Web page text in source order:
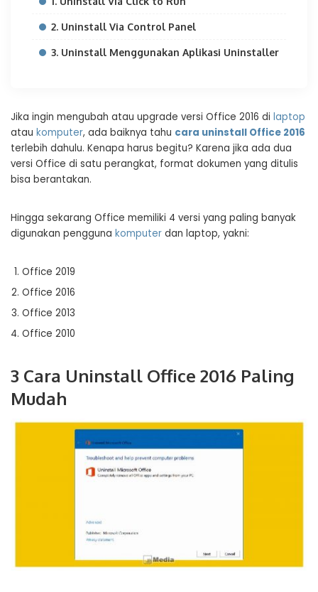
2. Uninstall Via Control Panel
3. Uninstall Menggunakan Aplikasi Uninstaller
Jika ingin mengubah atau upgrade versi Office 2016 di laptop
atau komputer, ada baiknya tahu cara uninstall Office 2016
terlebih dahulu. Kenapa harus begitu? Karena jika ada dua
versi Office di satu perangkat, format dokumen yang ditulis
bisa berantakan.
Hingga sekarang Office memiliki 4 versi yang paling banyak
digunakan pengguna komputer dan laptop, yakni:
Office 2019
Office 2016
Office 2013
Office 2010
3 Cara Uninstall Office 2016 Paling
Mudah